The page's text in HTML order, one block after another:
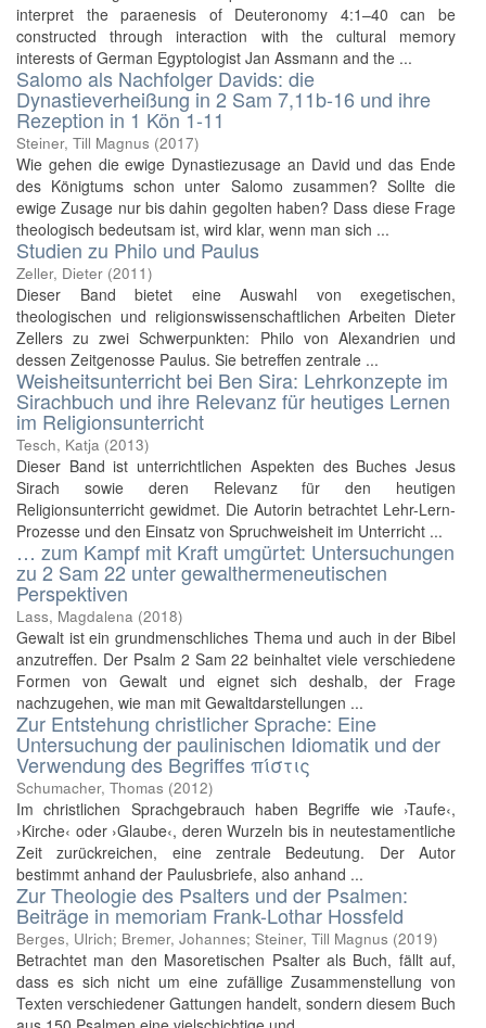
interpret the paraenesis of Deuteronomy 4:1–40 can be
constructed through interaction with the cultural memory
interests of German Egyptologist Jan Assmann and the ...
Salomo als Nachfolger Davids: die
Dynastieverheißung in 2 Sam 7,11b-16 und ihre
Rezeption in 1 Kön 1-11
Steiner, Till Magnus (2017)
Wie gehen die ewige Dynastiezusage an David und das Ende
des Königtums schon unter Salomo zusammen? Sollte die
ewige Zusage nur bis dahin gegolten haben? Dass diese Frage
theologisch bedeutsam ist, wird klar, wenn man sich ...
Studien zu Philo und Paulus
Zeller, Dieter (2011)
Dieser Band bietet eine Auswahl von exegetischen,
theologischen und religionswissenschaftlichen Arbeiten Dieter
Zellers zu zwei Schwerpunkten: Philo von Alexandrien und
dessen Zeitgenosse Paulus. Sie betreffen zentrale ...
Weisheitsunterricht bei Ben Sira: Lehrkonzepte im
Sirachbuch und ihre Relevanz für heutiges Lernen
im Religionsunterricht
Tesch, Katja (2013)
Dieser Band ist unterrichtlichen Aspekten des Buches Jesus
Sirach sowie deren Relevanz für den heutigen
Religionsunterricht gewidmet. Die Autorin betrachtet Lehr-Lern-
Prozesse und den Einsatz von Spruchweisheit im Unterricht ...
… zum Kampf mit Kraft umgürtet: Untersuchungen
zu 2 Sam 22 unter gewalthermeneutischen
Perspektiven
Lass, Magdalena (2018)
Gewalt ist ein grundmenschliches Thema und auch in der Bibel
anzutreffen. Der Psalm 2 Sam 22 beinhaltet viele verschiedene
Formen von Gewalt und eignet sich deshalb, der Frage
nachzugehen, wie man mit Gewaltdarstellungen ...
Zur Entstehung christlicher Sprache: Eine
Untersuchung der paulinischen Idiomatik und der
Verwendung des Begriffes πίστις
Schumacher, Thomas (2012)
Im christlichen Sprachgebrauch haben Begriffe wie ›Taufe‹,
›Kirche‹ oder ›Glaube‹, deren Wurzeln bis in neutestamentliche
Zeit zurückreichen, eine zentrale Bedeutung. Der Autor
bestimmt anhand der Paulusbriefe, also anhand ...
Zur Theologie des Psalters und der Psalmen:
Beiträge in memoriam Frank-Lothar Hossfeld
Berges, Ulrich; Bremer, Johannes; Steiner, Till Magnus (2019)
Betrachtet man den Masoretischen Psalter als Buch, fällt auf,
dass es sich nicht um eine zufällige Zusammenstellung von
Texten verschiedener Gattungen handelt, sondern diesem Buch